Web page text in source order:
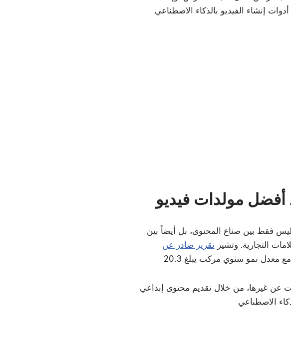
إنشاء الفيديو بالذكاء الاصطناعي
ليس فقط بين صناع المحتوى، بل أيضاً بين
التجارية. وتشير
عن غيرها، من خلال تقديم محتوى إبداعي